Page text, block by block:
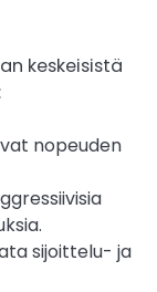
keskeisistä
nopeuden
sijoittelu- ja